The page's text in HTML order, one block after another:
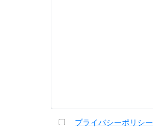
プライバシーポリシー